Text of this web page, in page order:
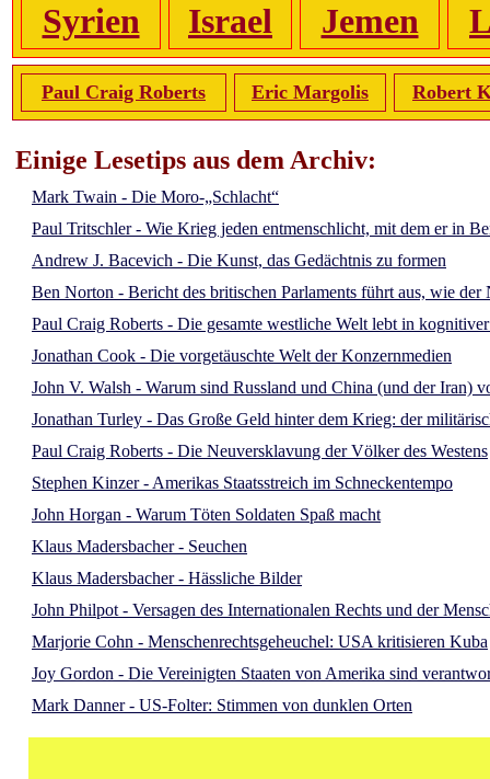
Syrien Israel Jemen
Paul Craig Roberts Eric Margolis Robert
Einige Lesetips aus dem Archiv:
Mark Twain - Die Moro-„Schlacht“
Paul Tritschler - Wie Krieg jeden entmenschlicht, mit dem er in
Andrew J. Bacevich - Die Kunst, das Gedächtnis zu formen
Ben Norton - Bericht des britischen Parlaments führt aus, wie
Paul Craig Roberts - Die gesamte westliche Welt lebt in
Jonathan Cook - Die vorgetäuschte Welt der Konzernmedien
John V. Walsh - Warum sind Russland und China (und der Iran)
Jonathan Turley - Das Große Geld hinter dem Krieg: der
Paul Craig Roberts - Die Neuversklavung der Völker des Westens
Stephen Kinzer - Amerikas Staatsstreich im Schneckentempo
John Horgan - Warum Töten Soldaten Spaß macht
Klaus Madersbacher - Seuchen
Klaus Madersbacher - Hässliche Bilder
John Philpot - Versagen des Internationalen Rechts und der
Marjorie Cohn - Menschenrechtsgeheuchel: USA kritisieren Kuba
Joy Gordon - Die Vereinigten Staaten von Amerika sind
Mark Danner - US-Folter: Stimmen von dunklen Orten